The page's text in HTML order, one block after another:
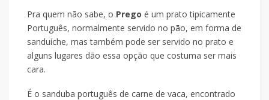
Pra quem não sabe, o Prego é um prato tipicamente
Português, normalmente servido no pão, em forma de
sanduíche, mas também pode ser servido no prato e
alguns lugares dão essa opção que costuma ser mais
cara.
É o sanduba português de carne de vaca, encontrado